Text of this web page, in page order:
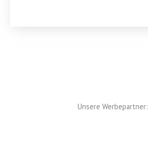
Unsere Werbepartner: